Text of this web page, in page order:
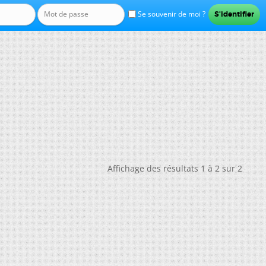
Se souvenir de moi ?
Affichage des résultats 1 à 2 sur 2